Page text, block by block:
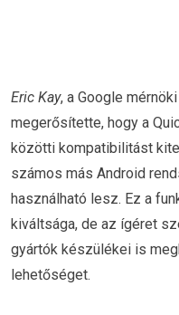
Eric Kay, a Google
megerősítette, hogy a
közötti kompatibilitást
számos más Android
használható lesz. Ez a
kiváltsága, de az ígéret
gyártók készülékei is
lehetőséget.